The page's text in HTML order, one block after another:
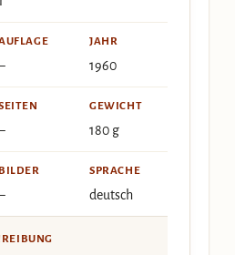
JAHR
1960
GEWICHT
180 g
BILDER SPRACHE
deutsch